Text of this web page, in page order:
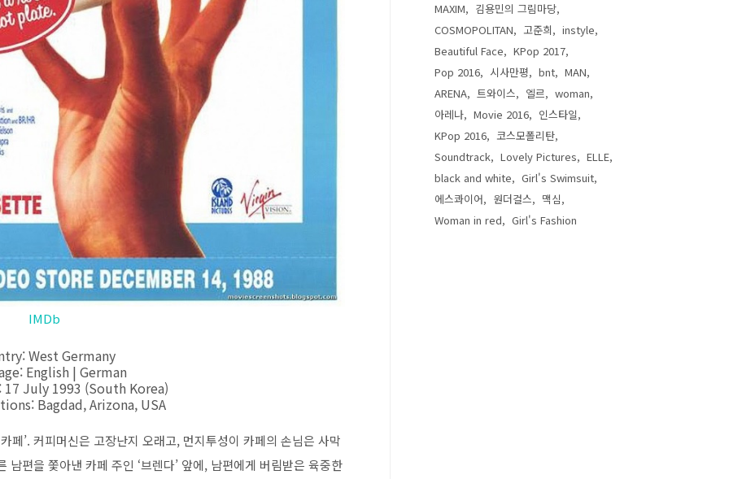
IMDb
West Germany
English | German
17 July 1993 (South Korea)
Bagdad, Arizona, USA
페’. 커피머신은 고장난지 오래고, 먼지투성이 카페의 손님은 사막
편을 쫓아낸 카페 주인 ‘브렌다’ 앞에, 남편에게 버림받은 육중한
MAXIM
김용민의 그림마당
COSMOPOLITAN
고준희
instyle
Beautiful Face
KPop 2017
Pop 2016
시사만평 bnt
MAN
ARENA
트와이스 엘르
woman
아레나
Movie 2016
인스타일
KPop 2016
코스모폴리탄
Soundtrack
Lovely Pictures
ELLE
black and white
Girl's Swimsuit
에스콰이어
원더걸스
맥심
Woman in red
Girl's Fashion